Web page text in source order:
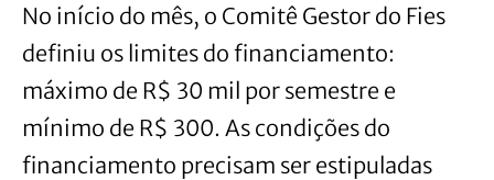
No início do mês, o Comitê Gestor do Fies
definiu os limites do financiamento:
máximo de R$ 30 mil por semestre e
mínimo de R$ 300. As condições do
financiamento precisam ser estipuladas